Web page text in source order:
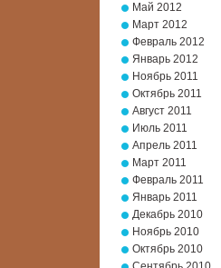
Май 2012
Март 2012
Февраль 2012
Январь 2012
Ноябрь 2011
Октябрь 2011
Август 2011
Июль 2011
Апрель 2011
Март 2011
Февраль 2011
Январь 2011
Декабрь 2010
Ноябрь 2010
Октябрь 2010